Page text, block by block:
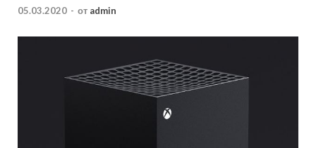
05.03.2020 - от admin